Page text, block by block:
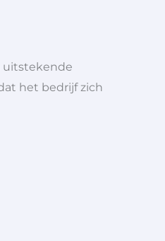
uitstekende
het bedrijf zich